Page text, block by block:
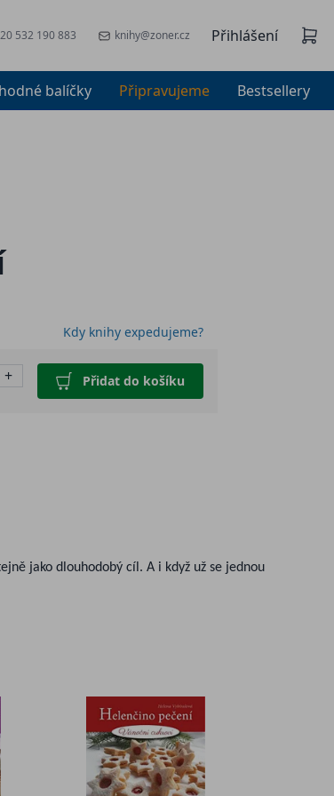
532 190 883 knihy@zoner.cz Přihlášení
balíčky Připravujeme Bestsellery
Kdy knihy expedujeme?
+ Přidat do košíku
jako dlouhodobý cíl. A i když už se jednou
stupnic, akordů a přístupem k on-line